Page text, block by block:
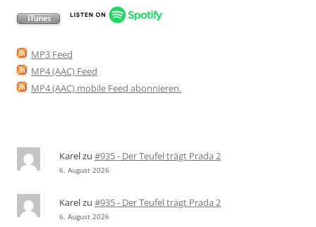
MP3 Feed
MP4 (AAC) Feed
MP4 (AAC) mobile Feed abonnieren.
Karelzu #935 - Der Teufel trägt Prada 2
6. August 2026
Karelzu #935 - Der Teufel trägt Prada 2
6. August 2026